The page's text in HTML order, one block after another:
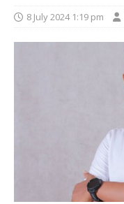
8 July 2024 1:19 pm